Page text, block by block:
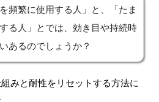
を頻繁に使用する人」と、「たま
る人」とでは、効き目や持続時
あるのでしょうか？
みと耐性をリセットする方法に